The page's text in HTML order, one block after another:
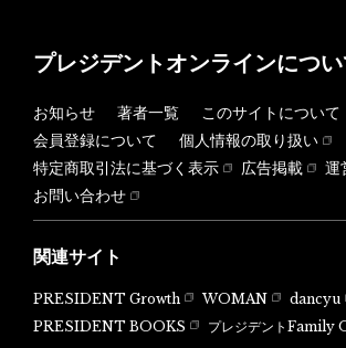
プレジデントオンラインにつ
お知らせ 著者一覧
このサイトについて
会員登録について
個人情報の取り扱い
特定商取引法に基づく表示
広告掲載
運
お問い合わせ
関連サイト
PRESIDENT Growth WOMAN dancyu
PRESIDENT BOOKS
プレジデントFamily